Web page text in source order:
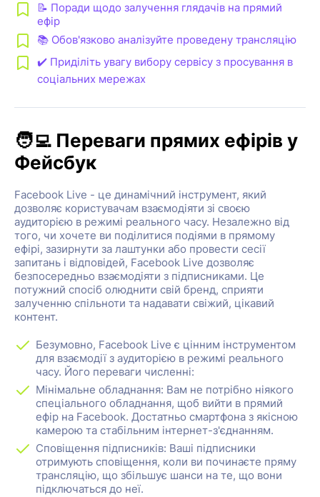
📝 Поради щодо залучення глядачів на прямий
ефір
📚 Обов'язково аналізуйте проведену трансляцію
✔️ Приділіть увагу вибору сервісу з просування в
соціальних мережах
🧑‍💻 Переваги прямих ефірів у
Фейсбук
Facebook Live - це динамічний інструмент, який
дозволяє користувачам взаємодіяти зі своєю
аудиторією в режимі реального часу. Незалежно від
того, чи хочете ви поділитися подіями в прямому
ефірі, зазирнути за лаштунки або провести сесії
запитань і відповідей, Facebook Live дозволяє
безпосередньо взаємодіяти з підписниками. Це
потужний спосіб олюднити свій бренд, сприяти
залученню спільноти та надавати свіжий, цікавий
контент.
Безумовно, Facebook Live є цінним інструментом
для взаємодії з аудиторією в режимі реального
часу. Його переваги численні:
Мінімальне обладнання: Вам не потрібно ніякого
спеціального обладнання, щоб вийти в прямий
ефір на Facebook. Достатньо смартфона з якісною
камерою та стабільним інтернет-з'єднанням.
Сповіщення підписників: Ваші підписники
отримують сповіщення, коли ви починаєте пряму
трансляцію, що збільшує шанси на те, що вони
підключаться до неї.